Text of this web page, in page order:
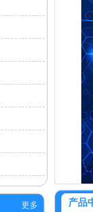
更多 产品